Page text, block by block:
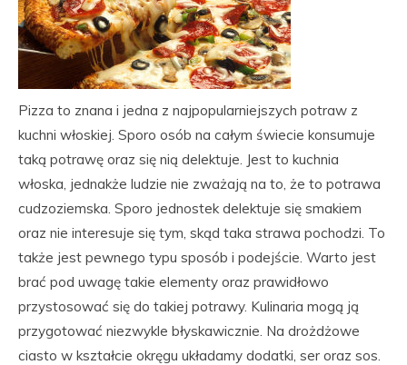
Pizza to znana i jedna z najpopularniejszych potraw z
kuchni włoskiej. Sporo osób na całym świecie konsumuje
taką potrawę oraz się nią delektuje. Jest to kuchnia
włoska, jednakże ludzie nie zważają na to, że to potrawa
cudzoziemska. Sporo jednostek delektuje się smakiem
oraz nie interesuje się tym, skąd taka strawa pochodzi. To
także jest pewnego typu sposób i podejście. Warto jest
brać pod uwagę takie elementy oraz prawidłowo
przystosować się do takiej potrawy. Kulinaria mogą ją
przygotować niezwykle błyskawicznie. Na drożdżowe
ciasto w kształcie okręgu układamy dodatki, ser oraz sos.